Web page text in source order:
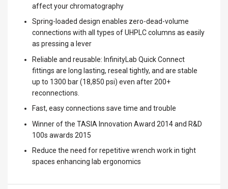
affect your chromatography
Spring-loaded design enables zero-dead-volume
connections with all types of UHPLC columns as easily
as pressing a lever
Reliable and reusable: InfinityLab Quick Connect
fittings are long lasting, reseal tightly, and are stable
up to 1300 bar (18,850 psi) even after 200+
reconnections.
Fast, easy connections save time and trouble
Winner of the TASIA Innovation Award 2014 and R&D
100s awards 2015
Reduce the need for repetitive wrench work in tight
spaces enhancing lab ergonomics